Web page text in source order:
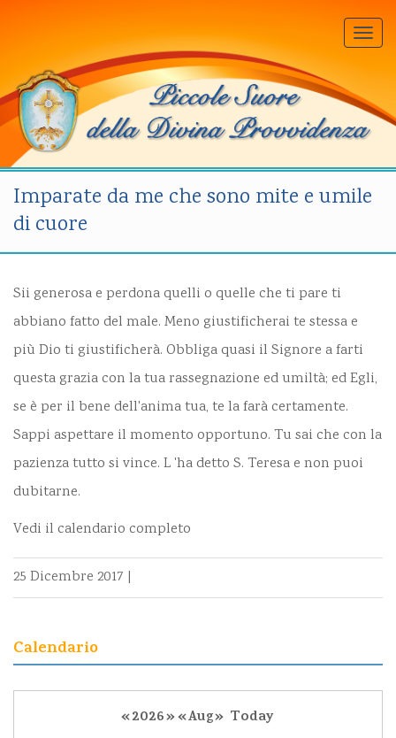
Imparate da me che sono mite e umile
di cuore
Sii generosa e perdona quelli o quelle che ti pare ti
abbiano fatto del male. Meno giustificherai te stessa e
più Dio ti giustificherà. Obbliga quasi il Signore a farti
questa grazia con la tua rassegnazione ed umiltà; ed Egli,
se è per il bene dell'anima tua, te la farà certamente.
Sappi aspettare il momento opportuno. Tu sai che con la
pazienza tutto si vince. L 'ha detto S. Teresa e non puoi
dubitarne.
Vedi il calendario completo
25 Dicembre 2017 |
Calendario
«2026»«Aug» Today